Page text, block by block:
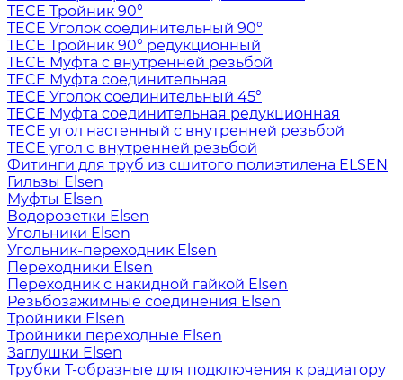
TECE Тройник 90°
TECE Уголок соединительный 90°
TECE Тройник 90° редукционный
TECE Муфта с внутренней резьбой
TECE Муфта соединительная
TECE Уголок соединительный 45°
TECE Муфта соединительная редукционная
TECE угол настенный с внутренней резьбой
TECE угол с внутренней резьбой
Фитинги для труб из сшитого полиэтилена ELSEN
Гильзы Elsen
Муфты Elsen
Водорозетки Elsen
Угольники Elsen
Угольник-переходник Elsen
Переходники Elsen
Переходник с накидной гайкой Elsen
Резьбозажимные соединения Elsen
Тройники Elsen
Тройники переходные Elsen
Заглушки Elsen
Трубки T-образные для подключения к радиатору